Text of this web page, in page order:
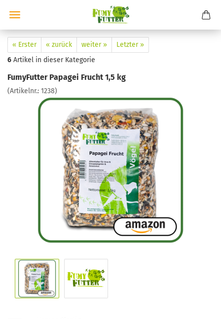
« Erster « zurück weiter »
Letzter »
6 Artikel in dieser Kategorie
FumyFutter Papagei Frucht 1,5 kg
(Artikelnr.: 1238)